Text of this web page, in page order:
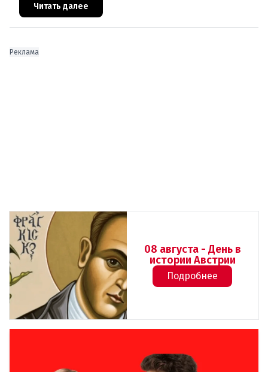
физическая и вокальная истощ
Читать далее
Реклама
08 августа - День в
истории Австрии
Подробнее